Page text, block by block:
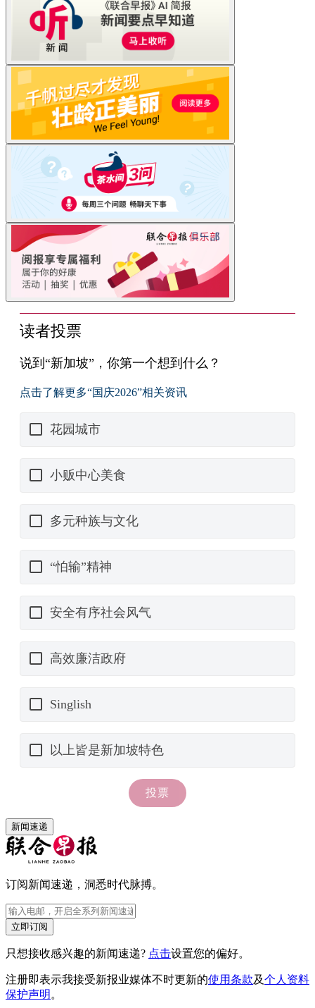
新闻速递
订阅新闻速递，洞悉时代脉搏。
立即订阅
只想接收感兴趣的新闻速递? 点击设置您的偏好。
注册即表示我接受新报业媒体不时更新的使用条款及个人资料
保护声明 。